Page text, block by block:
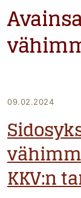
09.02.2024
KKV:n